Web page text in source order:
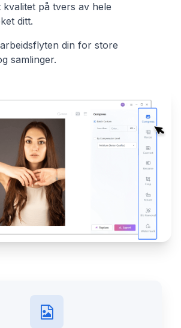
kvalitet på tvers av hele
ditt.
din for store
samlinger.